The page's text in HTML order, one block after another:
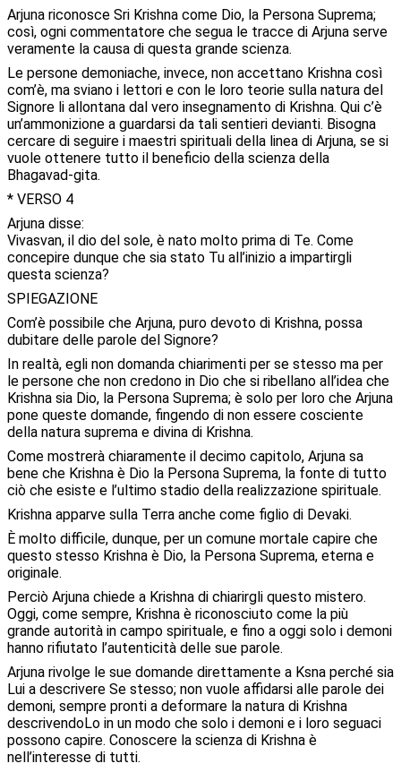
Arjuna riconosce Sri Krishna come Dio, la Persona Suprema;
così, ogni commentatore che segua le tracce di Arjuna serve
veramente la causa di questa grande scienza.
Le persone demoniache, invece, non accettano Krishna così
com’è, ma sviano i lettori e con le loro teorie sulla natura del
Signore li allontana dal vero insegnamento di Krishna. Qui c’è
un’ammonizione a guardarsi da tali sentieri devianti. Bisogna
cercare di seguire i maestri spirituali della linea di Arjuna, se si
vuole ottenere tutto il beneficio della scienza della
Bhagavad-gita.
* VERSO 4
Arjuna disse:
Vivasvan, il dio del sole, è nato molto prima di Te. Come
concepire dunque che sia stato Tu all’inizio a impartirgli
questa scienza?
SPIEGAZIONE
Com’è possibile che Arjuna, puro devoto di Krishna, possa
dubitare delle parole del Signore?
In realtà, egli non domanda chiarimenti per se stesso ma per
le persone che non credono in Dio che si ribellano all’idea che
Krishna sia Dio, la Persona Suprema; è solo per loro che Arjuna
pone queste domande, fingendo di non essere cosciente
della natura suprema e divina di Krishna.
Come mostrerà chiaramente il decimo capitolo, Arjuna sa
bene che Krishna è Dio la Persona Suprema, la fonte di tutto
ciò che esiste e l’ultimo stadio della realizzazione spirituale.
Krishna apparve sulla Terra anche come figlio di Devaki.
È molto difficile, dunque, per un comune mortale capire che
questo stesso Krishna è Dio, la Persona Suprema, eterna e
originale.
Perciò Arjuna chiede a Krishna di chiarirgli questo mistero.
Oggi, come sempre, Krishna è riconosciuto come la più
grande autorità in campo spirituale, e fino a oggi solo i demoni
hanno rifiutato l’autenticità delle sue parole.
Arjuna rivolge le sue domande direttamente a Ksna perché sia
Lui a descrivere Se stesso; non vuole affidarsi alle parole dei
demoni, sempre pronti a deformare la natura di Krishna
descrivendoLo in un modo che solo i demoni e i loro seguaci
possono capire. Conoscere la scienza di Krishna è
nell’interesse di tutti.